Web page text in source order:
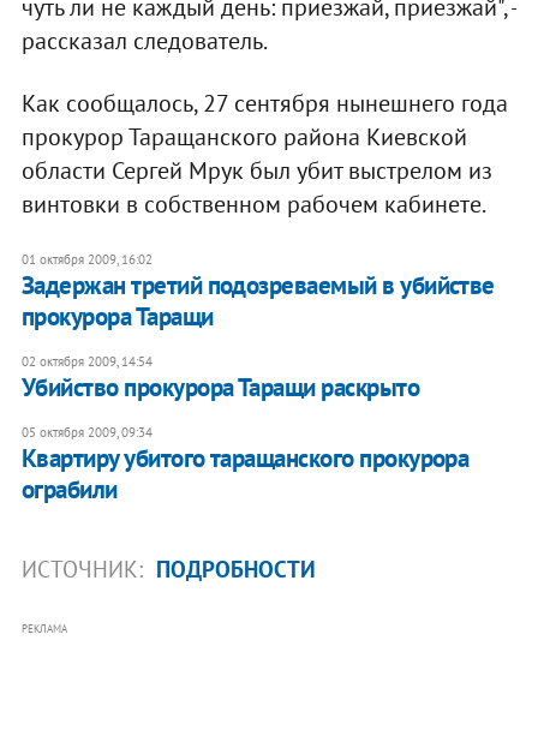
чуть ли не каждый день: приезжай, приезжай", -
рассказал следователь.
Как сообщалось, 27 сентября нынешнего года
прокурор Таращанского района Киевской
области Сергей Мрук был убит выстрелом из
винтовки в собственном рабочем кабинете.
01 октября 2009, 16:02
Задержан третий подозреваемый в убийстве
прокурора Таращи
02 октября 2009, 14:54
Убийство прокурора Таращи раскрыто
05 октября 2009, 09:34
Квартиру убитого таращанского прокурора
ограбили
ИСТОЧНИК: ПОДРОБНОСТИ
РЕКЛАМА